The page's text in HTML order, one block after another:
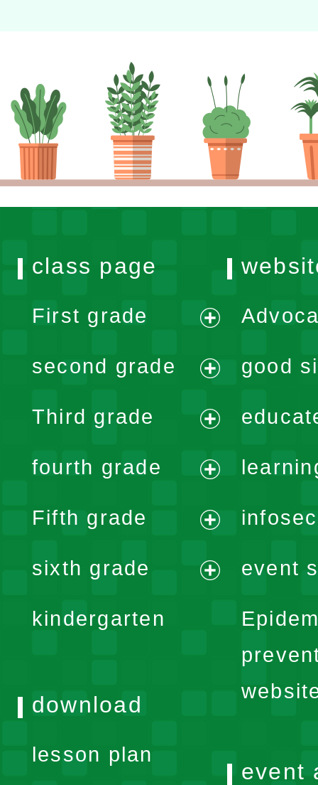
class page
First grade
menu
second grade
menu
Third grade
menu
fourth grade
menu
Fifth grade
menu
sixth grade
kindergarten
good
event
download
lesson plan
event